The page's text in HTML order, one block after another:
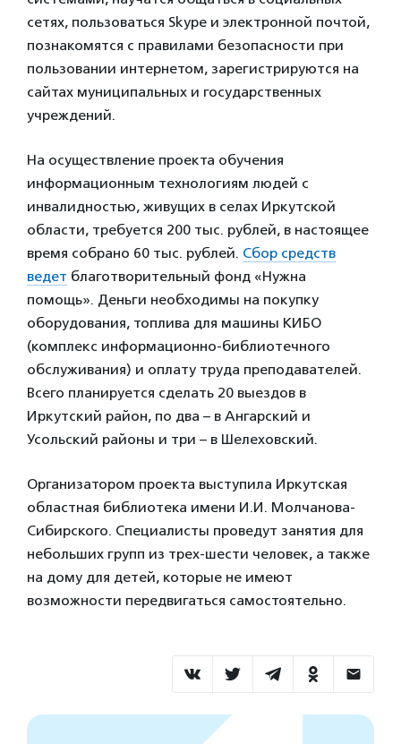
сетях, пользоваться Skype и электронной почтой,
познакомятся с правилами безопасности при
пользовании интернетом, зарегистрируются на
сайтах муниципальных и государственных
учреждений.
На осуществление проекта обучения
информационным технологиям людей с
инвалидностью, живущих в селах Иркутской
области, требуется 200 тыс. рублей, в настоящее
время собрано 60 тыс. рублей. Сбор средств
ведет благотворительный фонд «Нужна
помощь». Деньги необходимы на покупку
оборудования, топлива для машины КИБО
(комплекс информационно-библиотечного
обслуживания) и оплату труда преподавателей.
Всего планируется сделать 20 выездов в
Иркутский район, по два – в Ангарский и
Усольский районы и три – в Шелеховский.
Организатором проекта выступила Иркутская
областная библиотека имени И.И. Молчанова-
Сибирского. Специалисты проведут занятия для
небольших групп из трех-шести человек, а также
на дому для детей, которые не имеют
возможности передвигаться самостоятельно.